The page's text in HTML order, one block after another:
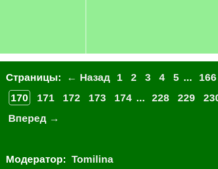
Страницы: ← Назад 1 2 3 4 5 ...
166
170
171 172 173 174 ... 228 229
Вперед →
Модератор: Tomilina